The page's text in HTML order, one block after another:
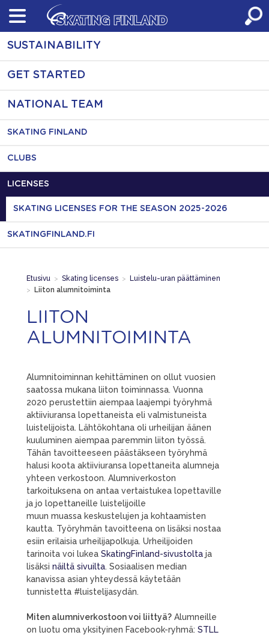
Skip
content
SUSTAINABILITY
GET STARTED
NATIONAL TEAM
SKATING FINLAND
CLUBS
LICENSES
SKATING LICENSES FOR THE SEASON 2025-2026
SKATINGFINLAND.FI
Etusivu > Skating licenses > Luistelu-uran päättäminen
> Liiton alumnitoiminta
LIITON
ALUMNITOIMINTA
Alumnitoiminnan kehittäminen on ollut vuosien
saatossa mukana liiton toiminnassa. Vuonna
2020 perustettiin aiempaa laajempi työryhmä
aktiiviuransa lopettaneista eli valmistuneista
luistelijoista. Lähtökohtana oli urheilijan äänen
kuuluminen aiempaa paremmin liiton työssä.
Tähän tavoitteeseen päästäkseen työryhmä
halusi koota aktiiviuransa lopettaneita alumneja
yhteen verkostoon. Alumniverkoston
tarkoituksena on antaa vertaistukea lopettaville
ja jo lopettaneille luistelijoille
muun muassa keskustelujen ja kohtaamisten
kautta. Työryhmän tavoitteena on lisäksi nostaa
esiin erilaisia urheilijapolkuja. Urheilijoiden
tarinoita voi lukea SkatingFinland-sivustolta ja
lisäksi näiltä sivuilta. Sosiaalisen median
kanavissa asian yhteydessä käytetään
tunnistetta #luistelijasydän.
Miten alumniverkostoon voi liittyä? Alumneille
on luotu oma yksityinen Facebook-ryhmä: STLL